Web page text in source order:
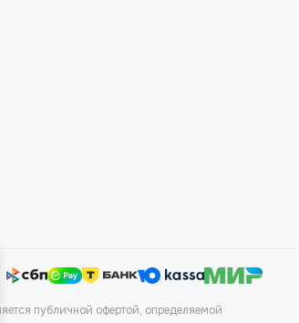
публичной офертой, определяемой